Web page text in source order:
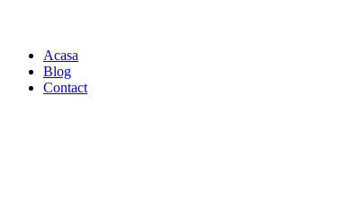
Acasa
Blog
Contact